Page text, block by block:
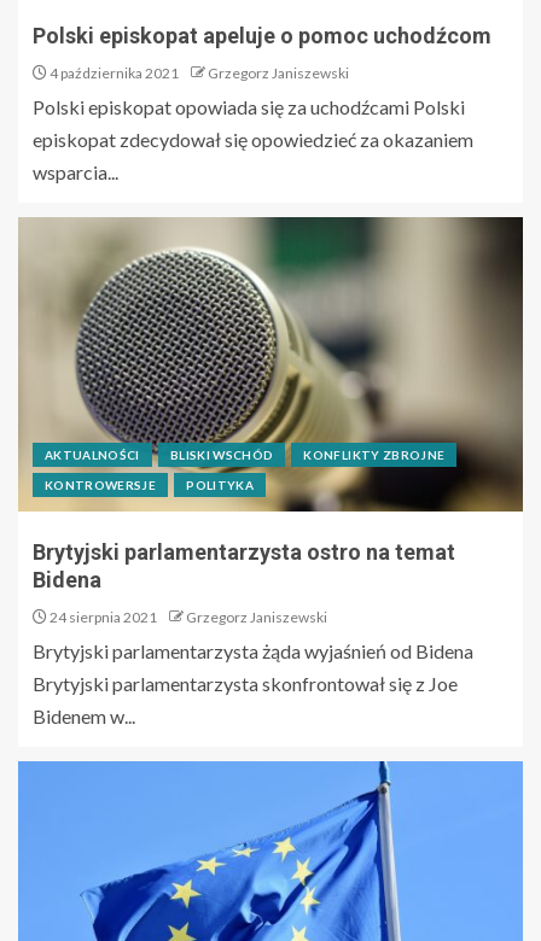
Polski episkopat apeluje o pomoc uchodźcom
4 października 2021 Grzegorz Janiszewski
Polski episkopat opowiada się za uchodźcami Polski
episkopat zdecydował się opowiedzieć za okazaniem
wsparcia...
AKTUALNOŚCI BLISKI WSCHÓD KONFLIKTY ZBROJNE
KONTROWERSJE POLITYKA
Brytyjski parlamentarzysta ostro na temat
Bidena
24 sierpnia 2021 Grzegorz Janiszewski
Brytyjski parlamentarzysta żąda wyjaśnień od Bidena
Brytyjski parlamentarzysta skonfrontował się z Joe
Bidenem w...